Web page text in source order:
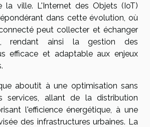
la ville. L'Internet des Objets (IoT)
dans cette évolution, où
peut collecter et échanger
rendant ainsi la gestion des
efficace et adaptable aux enjeux
aboutit à une optimisation sans
services, allant de la distribution
l'efficience énergétique, à une
des infrastructures urbaines. La